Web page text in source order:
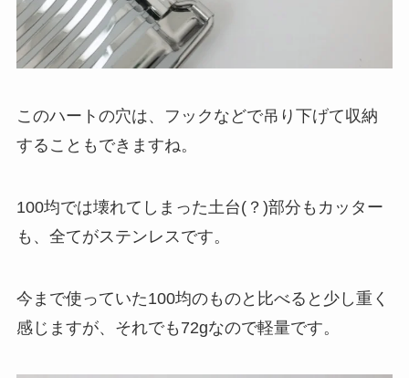
このハートの穴は、フックなどで吊り下げて収納
することもできますね。
100均では壊れてしまった土台(？)部分もカッター
も、全てがステンレスです。
今まで使っていた100均のものと比べると少し重く
感じますが、それでも72gなので軽量です。